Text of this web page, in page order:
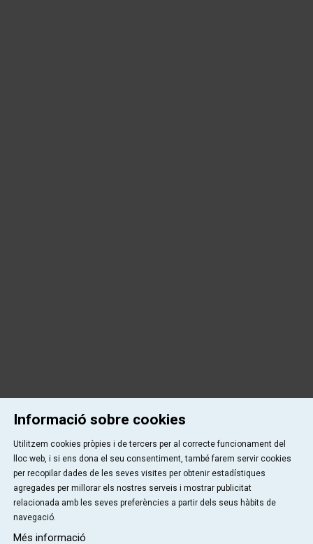
Informació sobre cookies
Utilitzem cookies pròpies i de tercers per al correcte funcionament del
lloc web, i si ens dona el seu consentiment, també farem servir cookies
per recopilar dades de les seves visites per obtenir estadístiques
agregades per millorar els nostres serveis i mostrar publicitat
relacionada amb les seves preferències a partir dels seus hàbits de
navegació.
Més informació